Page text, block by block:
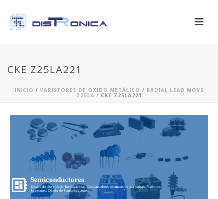
CKE Z25LA221
INICIO / VARISTORES DE OXIDO METÁLICO / RADIAL LEAD MOVS
Z25LA / CKE Z25LA221
Semiconductores
Diodos de alto voltaje, Rectificadores, Condensadores ceramicos de alto voltaje, Varistores,
Supresores, Diseño de Semiconductores...